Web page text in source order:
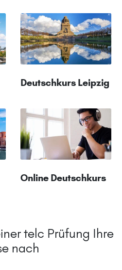
Deutschkurs Leipzig
Online Deutschkurs
telc Prüfung Ihre
nach